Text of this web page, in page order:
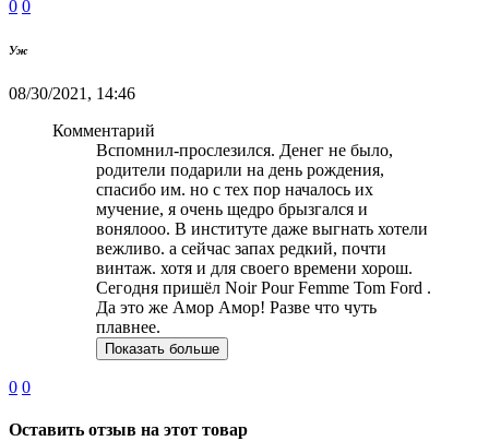
0 0
Уж
08/30/2021, 14:46
Комментарий
Вспомнил-прослезился. Денег не было,
родители подарили на день рождения,
спасибо им. но с тех пор началось их
мучение, я очень щедро брызгался и
вонялооо. В институте даже выгнать хотели
вежливо. а сейчас запах редкий, почти
винтаж. хотя и для своего времени хорош.
Сегодня пришёл Noir Pour Femme Tom Ford .
Да это же Амор Амор! Разве что чуть
плавнее.
Показать больше
0 0
Оставить отзыв на этот товар